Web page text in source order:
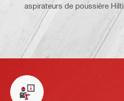
aspirateurs de poussière Hilti